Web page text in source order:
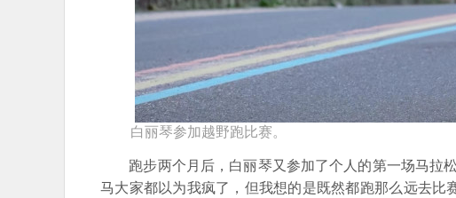
白丽琴参加越野跑比赛。
跑步两个月后，白丽琴又参加了个人的第一场马拉
马大家都以为我疯了，但我想的是既然都跑那么远去